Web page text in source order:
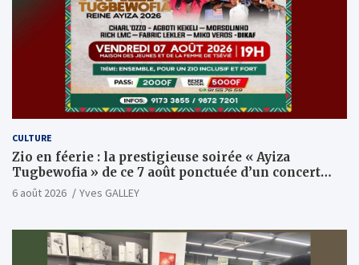
CULTURE
Zio en féerie : la prestigieuse soirée « Ayiza
Tugbewofia » de ce 7 août ponctuée d’un concert
XXL d’anthologie
6 août 2026 Yves GALLEY